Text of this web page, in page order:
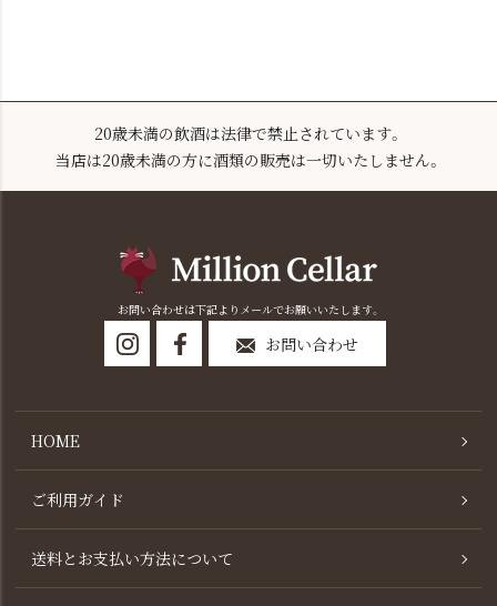
20歳未満の飲酒は法律で禁止されています。
当店は20歳未満の方に酒類の販売は一切いたしません。
お問い合わせは下記よりメールでお願いいたします。
お問い合わせ
HOME
ご利用ガイド
送料とお支払い方法について